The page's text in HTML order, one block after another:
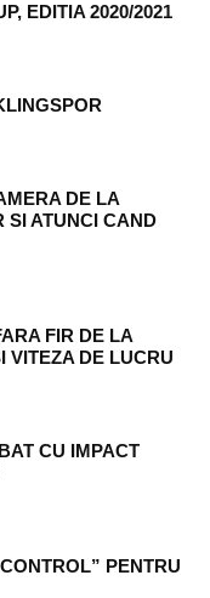
EDITIA 2020/2021
DE LA
SI ATUNCI CAND
FIR DE LA
VITEZA DE LUCRU
CU IMPACT
PENTRU